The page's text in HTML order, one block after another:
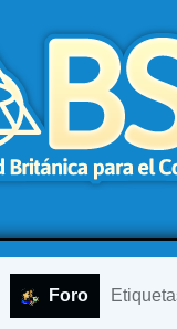
Foro